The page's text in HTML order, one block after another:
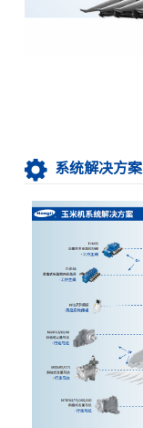
系统解决方案